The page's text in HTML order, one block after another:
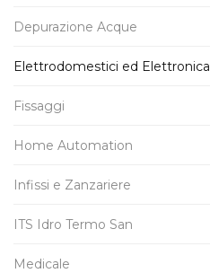
Depurazione Acque
Elettrodomestici ed Elettronica
Fissaggi
Home Automation
Infissi e Zanzariere
ITS Idro Termo San
Medicale